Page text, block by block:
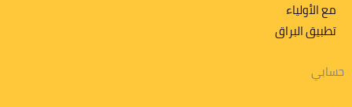
مع الأولياء
تطبیق البراق
حسابي